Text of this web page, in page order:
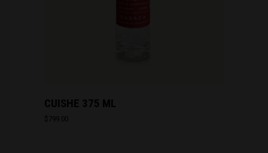
CUISHE 375 ML
$ 799.00